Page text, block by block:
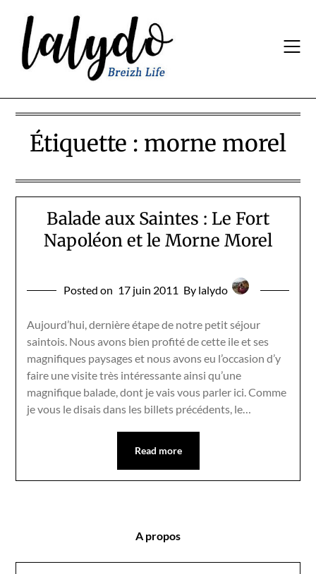
content
Étiquette : morne morel
Balade aux Saintes : Le Fort
Napoléon et le Morne Morel
Posted on 17 juin 2011 By lalydo
Aujourd’hui, dernière étape de notre petit séjour
saintois. Nous avons bien profité de cette ile et ses
magnifiques paysages et nous avons eu l’occasion d’y
faire une visite très intéressante ainsi qu’une
magnifique balade, dont je vais vous parler ici. Comme
je vous le disais dans les billets précédents, le…
Read more
A propos